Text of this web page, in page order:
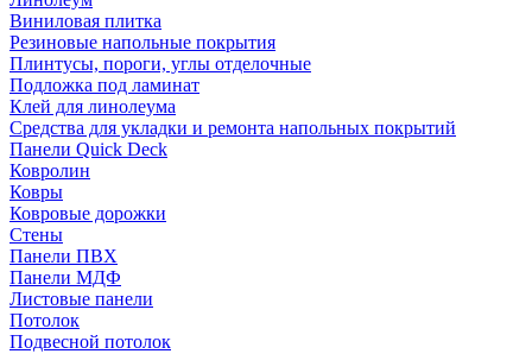
Виниловая плитка
Резиновые напольные покрытия
Плинтусы, пороги, углы отделочные
Подложка под ламинат
Клей для линолеума
Средства для укладки и ремонта напольных покрытий
Панели Quick Deck
Ковролин
Ковры
Ковровые дорожки
Стены
Панели ПВХ
Панели МДФ
Листовые панели
Потолок
Подвесной потолок